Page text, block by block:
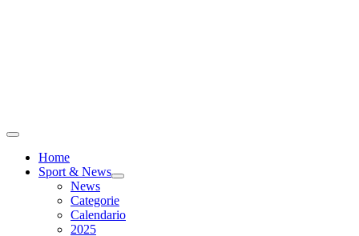
Home
Sport & News
News
Categorie
Calendario
2025